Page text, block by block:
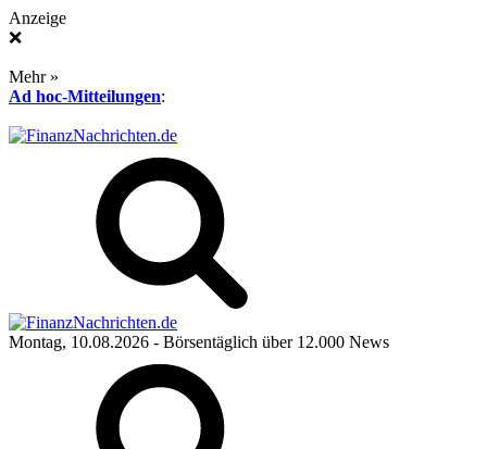
Anzeige
❌
Mehr »
Ad hoc-Mitteilungen:
Montag, 10.08.2026 - Börsentäglich über 12.000 News